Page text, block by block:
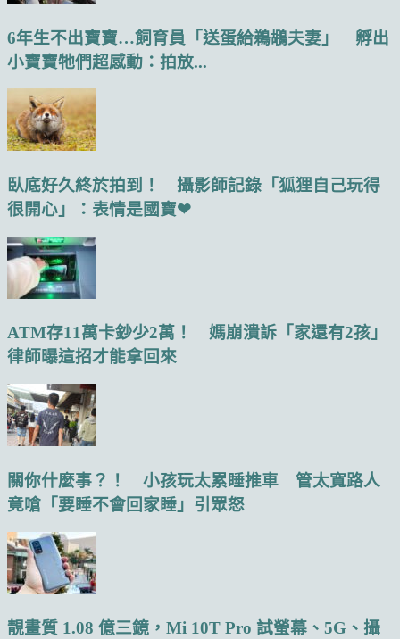
6年生不出寶寶…飼育員「送蛋給鵜鶘夫妻」 孵出
小寶寶牠們超感動：拍放...
臥底好久終於拍到！ 攝影師記錄「狐狸自己玩得
很開心」：表情是國寶❤
ATM存11萬卡鈔少2萬！ 媽崩潰訴「家還有2孩」
律師曝這招才能拿回來
關你什麼事？！ 小孩玩太累睡推車 管太寬路人
竟嗆「要睡不會回家睡」引眾怒
靚畫質 1.08 億三鏡，Mi 10T Pro 試螢幕、5G、攝